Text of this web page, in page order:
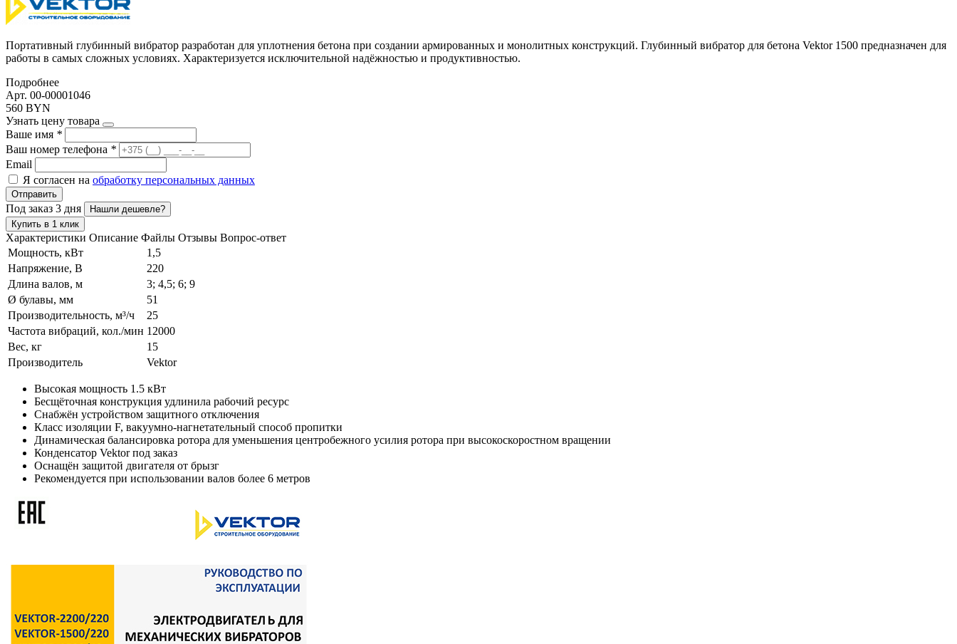
Портативный глубинный вибратор разработан для уплотнения бетона при создании армированных и монолитных конструкций. Глубинный вибратор для бетона Vektor 1500 предназначен для
работы в самых сложных условиях. Характеризуется исключительной надёжностью и продуктивностью.
Подробнее
Арт. 00-00001046
560 BYN
Узнать цену товара
Ваше имя *
Ваш номер телефона *
Email
Я согласен на обработку персональных данных
Отправить
Под заказ 3 дня
Нашли дешевле?
Купить в 1 клик
Характеристики Описание Файлы Отзывы Вопрос-ответ
Мощность, кВт
1,5
Напряжение, В
220
Длина валов, м
3; 4,5; 6; 9
Ø булавы, мм
51
Производительность, м³/ч
25
Частота вибраций, кол./мин 12000
Вес, кг
15
Производитель
Vektor
Высокая мощность 1.5 кВт
Бесщёточная конструкция удлинила рабочий ресурс
Снабжён устройством защитного отключения
Класс изоляции F, вакуумно-нагнетательный способ пропитки
Динамическая балансировка ротора для уменьшения центробежного усилия ротора при высокоскоростном вращении
Конденсатор Vektor под заказ
Оснащён защитой двигателя от брызг
Рекомендуется при использовании валов более 6 метров